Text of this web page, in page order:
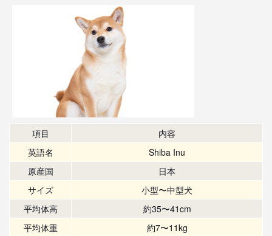
項目
内容
英語名
Shiba Inu
原産国
日本
サイズ
小型〜中型犬
平均体高
約35〜41cm
平均体重
約7〜11kg